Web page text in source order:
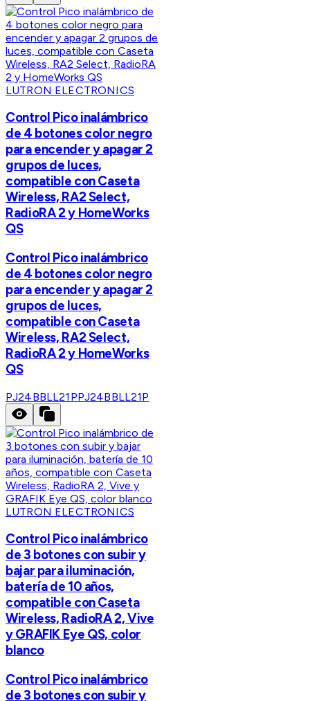
LUTRON ELECTRONICS
Control Pico inalámbrico
de 4 botones color negro
para encender y apagar 2
grupos de luces,
compatible con Caseta
Wireless, RA2 Select,
RadioRA 2 y HomeWorks
QS
Control Pico inalámbrico
de 4 botones color negro
para encender y apagar 2
grupos de luces,
compatible con Caseta
Wireless, RA2 Select,
RadioRA 2 y HomeWorks
QS
PJ24BBLL21PPJ24BBLL21P
LUTRON ELECTRONICS
Control Pico inalámbrico
de 3 botones con subir y
bajar para iluminación,
batería de 10 años,
compatible con Caseta
Wireless, RadioRA 2, Vive
y GRAFIK Eye QS, color
blanco
Control Pico inalámbrico
de 3 botones con subir y